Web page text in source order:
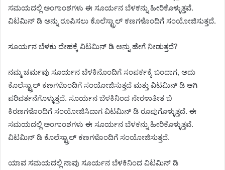
ಸಮಯದಲ್ಲಿ ಅಂಗಾಂಶಗಳು ಈ ಸೂರ್ಯನ ಬೆಳಕನ್ನು ಹೀರಿಕೊಳ್ಳುತ್ತವೆ.
ವಿಟಮಿನ್ ಡಿ ಅನ್ನು ರೂಪಿಸಲು ಕೊಲೆಸ್ಟ್ರಾಲ್ ಕಣಗಳೊಂದಿಗೆ ಸಂಯೋಜಿಸುತ್ತದೆ.
ಸೂರ್ಯನ ಬೆಳಕು ದೇಹಕ್ಕೆ ವಿಟಮಿನ್ ಡಿ ಅನ್ನು ಹೇಗೆ ನೀಡುತ್ತದೆ?
ನಮ್ಮ ಚರ್ಮವು ಸೂರ್ಯನ ಬೆಳಕಿನೊಂದಿಗೆ ಸಂಪರ್ಕಕ್ಕೆ ಬಂದಾಗ, ಅದು
ಕೊಲೆಸ್ಟ್ರಾಲ್ ಕಣಗಳೊಂದಿಗೆ ಸಂಯೋಜಿಸುತ್ತದೆ ಮತ್ತು ವಿಟಮಿನ್ ಡಿ ಆಗಿ
ಪರಿವರ್ತನೆಗೊಳ್ಳುತ್ತದೆ. ಸೂರ್ಯನ ಬೆಳಕಿನಿಂದ ನೇರಳಾತೀತ ಬಿ
ಕಿರಣಗಳೊಂದಿಗೆ ಸಂಯೋಜಿಸಿದಾಗ ವಿಟಮಿನ್ ಡಿ ರೂಪುಗೊಳ್ಳುತ್ತದೆ. ಈ
ಸಮಯದಲ್ಲಿ ಅಂಗಾಂಶಗಳು ಈ ಸೂರ್ಯನ ಬೆಳಕನ್ನು ಹೀರಿಕೊಳ್ಳುತ್ತವೆ.
ವಿಟಮಿನ್ ಡಿ ಕೊಲೆಸ್ಟ್ರಾಲ್ ಕಣಗಳೊಂದಿಗೆ ಸಂಯೋಜಿಸುತ್ತದೆ.
ಯಾವ ಸಮಯದಲ್ಲಿ ನಾವು ಸೂರ್ಯನ ಬೆಳಕಿನಿಂದ ವಿಟಮಿನ್ ಡಿ